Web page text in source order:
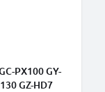
PX100 GY-
GZ-HD7